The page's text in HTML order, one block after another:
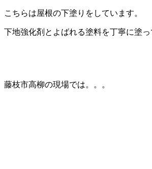
こちらは屋根の下塗りをしています。
下地強化剤とよばれる塗料を丁寧に塗っ
藤枝市高柳の現場では。。。